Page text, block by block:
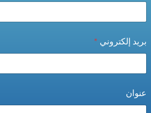
بريد إلكتروني *
عنوان